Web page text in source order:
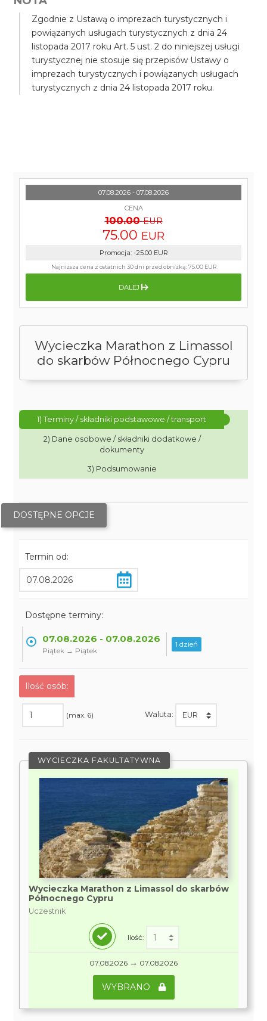
Zgodnie z Ustawą o imprezach turystycznych i
powiązanych usługach turystycznych z dnia 24
listopada 2017 roku Art. 5 ust. 2 do niniejszej usługi
turystycznej nie stosuje się przepisów Ustawy o
imprezach turystycznych i powiązanych usługach
turystycznych z dnia 24 listopada 2017 roku.
Wycieczka Marathon z Limassol
do skarbów Północnego Cypru
1) Terminy / składniki podstawowe / transport
2) Dane osobowe / składniki dodatkowe /
dokumenty
3) Podsumowanie
DOSTĘPNE OPCJE
Termin od:
Dostępne terminy:
07.08.2026 - 07.08.2026
Piątek → Piątek
1 dzień
Ilość osób:
(max. 6) Waluta:
WYCIECZKA FAKULTATYWNA
Wycieczka Marathon z Limassol do skarbów
Północnego Cypru
Uczestnik
Ilość:
07.08.2026 → 07.08.2026
WYBRANO
07.08.2026 - 07.08.2026
CENA
100.00 EUR
75.00 EUR
Promocja: -25.00 EUR
Najniższa cena z ostatnich 30 dni przed obniżką:75.00 EUR
DALEJ